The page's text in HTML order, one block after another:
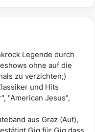
Legende durch
ohne auf die
zu verzichten;)
und Hits
"American Jesus",
aus Graz (Aut),